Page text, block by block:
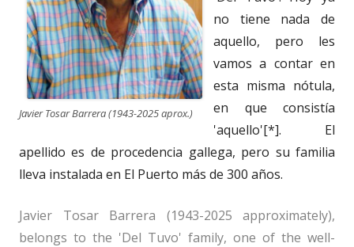
Javier Tosar Barrera (1943-2025 aprox.)
no tiene nada de
aquello, pero les
vamos a contar en
esta misma nótula,
en que consistía
'aquello'[*]. El
apellido es de procedencia gallega, pero su familia
lleva instalada en El Puerto más de 300 años.
Javier Tosar Barrera (1943-2025 approximately),
belongs to the 'Del Tuvo' family, one of the well-